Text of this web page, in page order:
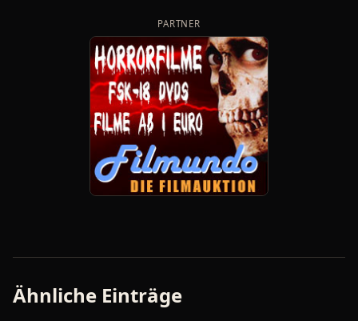
PARTNER
Ähnliche Einträge